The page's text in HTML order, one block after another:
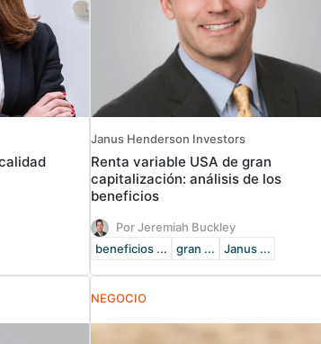
Janus Henderson Investors
Renta variable USA de gran
capitalización: análisis de los
beneficios
Por Jeremiah Buckley
beneficios ...
gran ... Janus ...
NEGOCIO